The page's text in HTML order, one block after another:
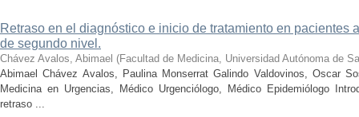
Retraso en el diagnóstico e inicio de tratamiento en pacientes
de segundo nivel.
Chávez Avalos, Abimael (Facultad de Medicina, Universidad Autónoma de
Abimael Chávez Avalos, Paulina Monserrat Galindo Valdovinos, Oscar
Medicina en Urgencias, Médico Urgenciólogo, Médico Epidemiólogo
retraso ...